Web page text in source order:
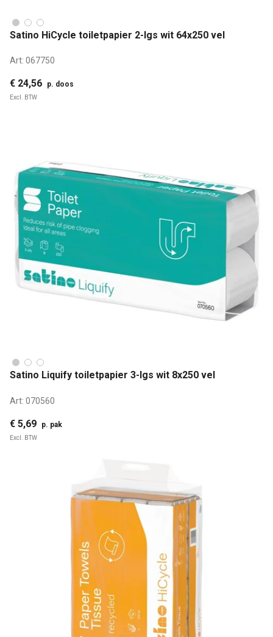
Satino HiCycle toiletpapier 2-lgs wit 64x250 vel
Art: 067750
€ 24,56 p. doos
Excl. BTW
Satino Liquify toiletpapier 3-lgs wit 8x250 vel
Art: 070560
€ 5,69 p. pak
Excl. BTW